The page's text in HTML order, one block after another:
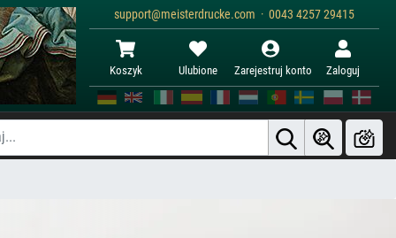
support@meisterdrucke.com · 0043 4257 29415
Koszyk Ulubione Zarejestruj konto Zaloguj